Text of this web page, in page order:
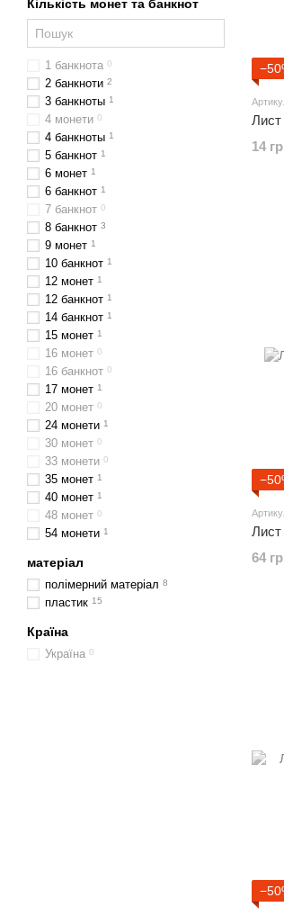
14
64
Кількість монет та банкнот
1 банкнота 0
2 банкноти 2
3 банкноты 1
4 монети 0
4 банкноты 1
5 банкнот 1
6 монет 1
6 банкнот 1
7 банкнот 0
8 банкнот 3
9 монет 1
10 банкнот 1
12 монет 1
12 банкнот 1
14 банкнот 1
15 монет 1
16 монет 0
16 банкнот 0
17 монет 1
20 монет 0
24 монети 1
30 монет 0
33 монети 0
35 монет 1
40 монет 1
48 монет 0
54 монети 1
матеріал
полімерний матеріал 8
пластик 15
Країна
Україна 0